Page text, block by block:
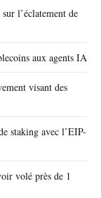
l’éclatement de
aux agents IA
visant des
staking avec l’EIP-
volé près de 1